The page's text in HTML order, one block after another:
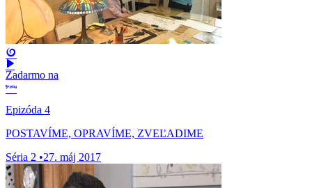
Zadarmo na
Epizóda 4
POSTAVÍME, OPRAVÍME, ZVEĽADIME
Séria 2 •27. máj 2017